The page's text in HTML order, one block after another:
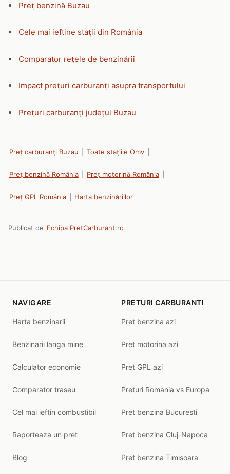
Preț benzină Buzau
Cele mai ieftine stații din România
Comparator rețele de benzinării
Impact prețuri carburanți asupra transportului
Prețuri carburanți județul Buzau
Preț carburanți Buzau Toate stațiile Omv
Preț benzină România Preț motorină România
Preț GPL România Harta benzinăriilor
Publicat de Echipa PretCarburant.ro
NAVIGARE
Harta benzinarii
Benzinarii langa mine
Calculator economie
Comparator traseu
Cel mai ieftin combustibil
Raporteaza un pret
Blog
PRETURI CARBURANTI
Pret benzina azi
Pret motorina azi
Pret GPL azi
Preturi Romania vs Europa
Pret benzina Bucuresti
Pret benzina Cluj-Napoca
Pret benzina Timisoara